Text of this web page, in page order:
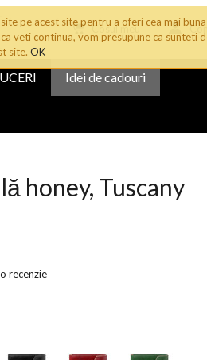
pe acest site pentru a oferi cea mai buna
veti continua, vom presupune ca sunteti
site.OK
Cosul meu
Idei de cadouri
honey, Tuscany
recenzie